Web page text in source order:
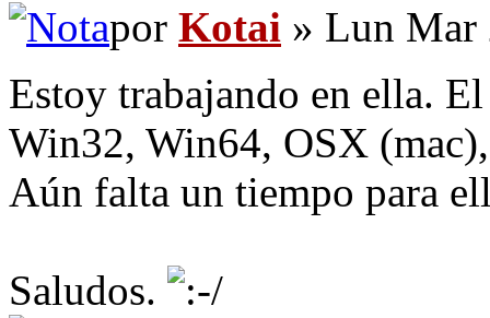
por Kotai » Lun Mar
Estoy trabajando en ella.
Win32, Win64, OSX
Aún falta un tiempo para
Saludos.